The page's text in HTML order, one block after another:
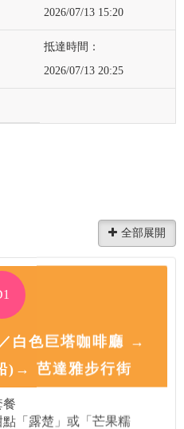
2026/07/13 15:20
2026/07/13 20:25
白色巨塔咖啡廳 →
)→ 芭達雅步行街
餐
點「露楚」或「芒果糯